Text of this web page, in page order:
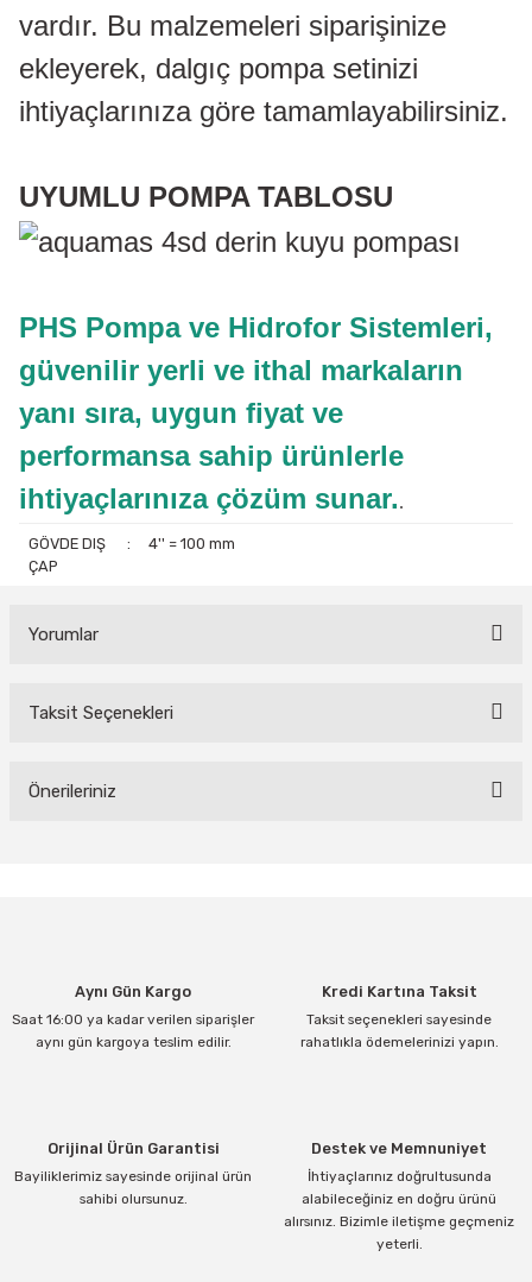
vardır. Bu malzemeleri siparişinize
ekleyerek, dalgıç pompa setinizi
ihtiyaçlarınıza göre tamamlayabilirsiniz.
UYUMLU POMPA TABLOSU
PHS Pompa ve Hidrofor Sistemleri,
güvenilir yerli ve ithal markaların
yanı sıra, uygun fiyat ve
performansa sahip ürünlerle
ihtiyaçlarınıza çözüm sunar..
GÖVDE DIŞ
ÇAP
: 4'' = 100 mm
Yorumlar
Bu ürüne ilk yorumu siz yapın!
Taksit Seçenekleri
Önerileriniz
Ürün açıklamasında eksik bilgiler bulunuyor.
Ürün bilgilerinde hatalar bulunuyor.
Aynı Gün Kargo
Saat 16:00 ya kadar verilen siparişler
aynı gün kargoya teslim edilir.
Kredi Kartına Taksit
Taksit seçenekleri sayesinde
rahatlıkla ödemelerinizi yapın.
Orijinal Ürün Garantisi
Bayiliklerimiz sayesinde orijinal ürün
sahibi olursunuz.
Destek ve Memnuniyet
İhtiyaçlarınız doğrultusunda
alabileceğiniz en doğru ürünü
alırsınız. Bizimle iletişme geçmeniz
yeterli.